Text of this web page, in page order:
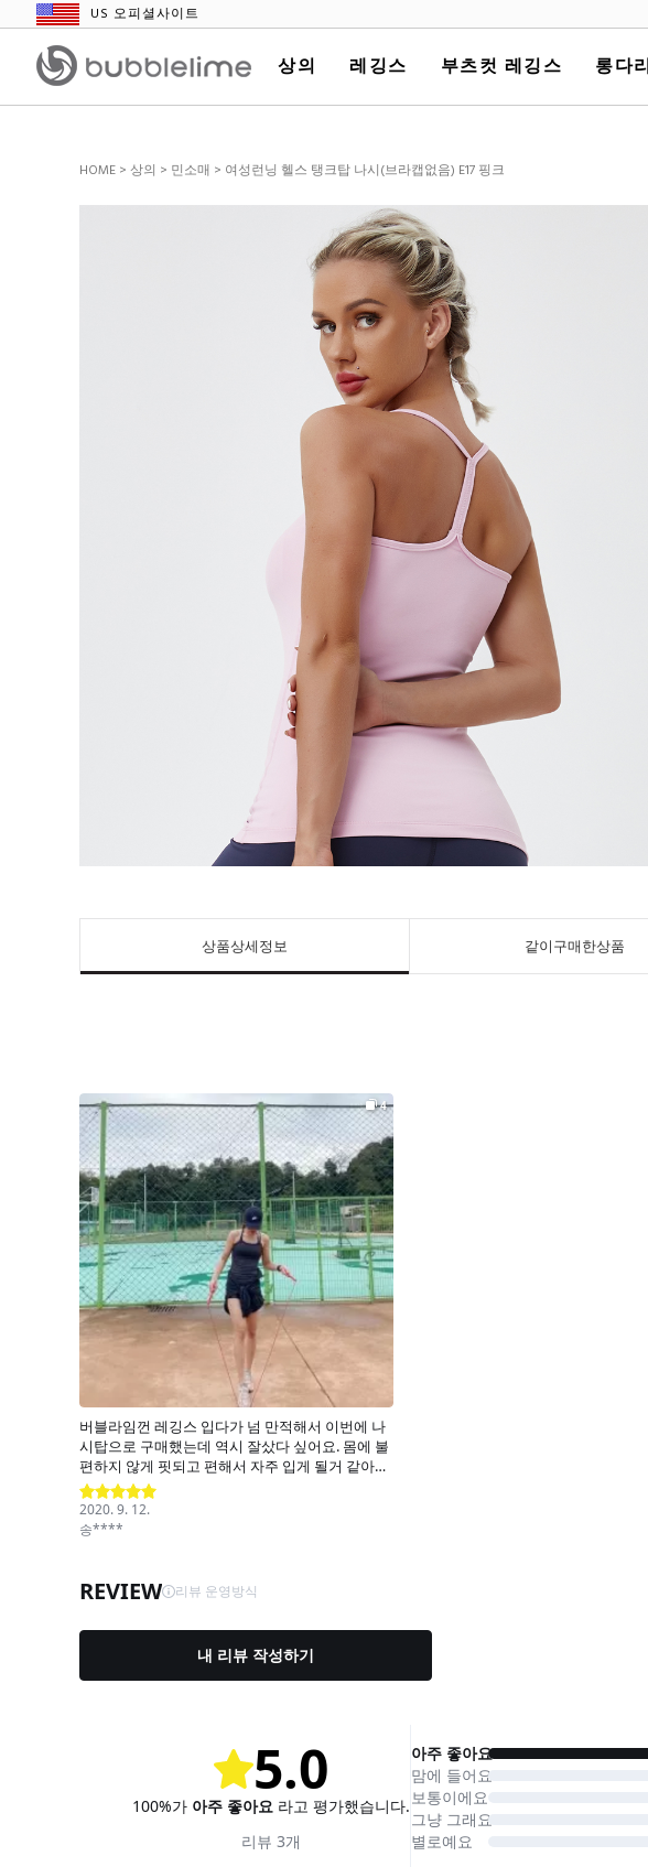
US 오피셜사이트
상의 레깅스 부츠컷 레깅스 롱다리
HOME > 상의 > 민소매 > 여성런닝 헬스 탱크탑 나시(브라캡없음) E17 핑크
상품상세정보 같이구매한상품